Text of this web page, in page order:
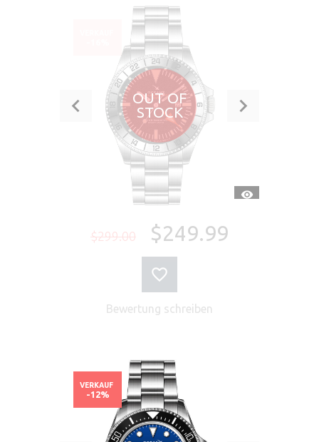
OUT OF
STOCK
$299.00 $249.99
Bewertung schreiben
VERKAUF
-12%